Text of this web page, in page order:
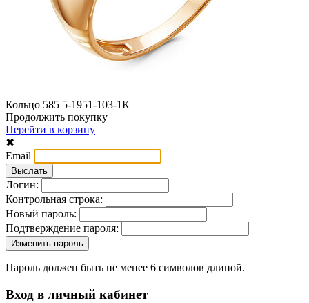
Кольцо 585 5-1951-103-1К
Продолжить покупку
Перейти в корзину
✖
Email
Логин:
Контрольная строка:
Новый пароль:
Подтверждение пароля:
Пароль должен быть не менее 6 символов длиной.
Вход в личный кабинет